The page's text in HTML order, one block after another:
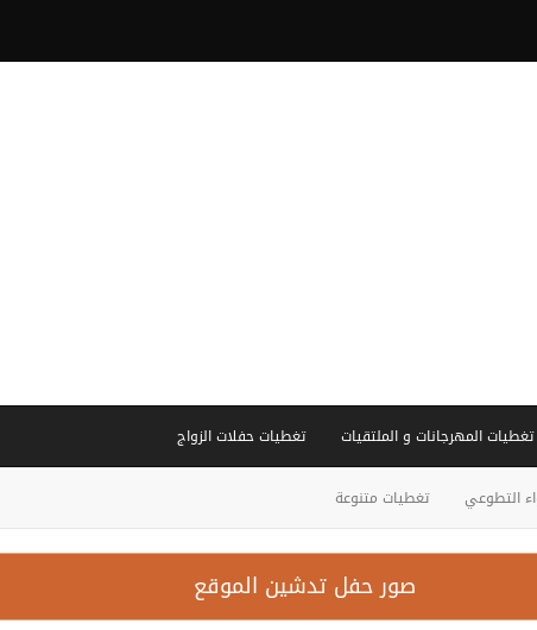
تغطيات المهرجانات و الملتقيات تغطيات حفلات الزواج
التطوعي تغطيات متنوعة
صور حفل تدشين الموقع